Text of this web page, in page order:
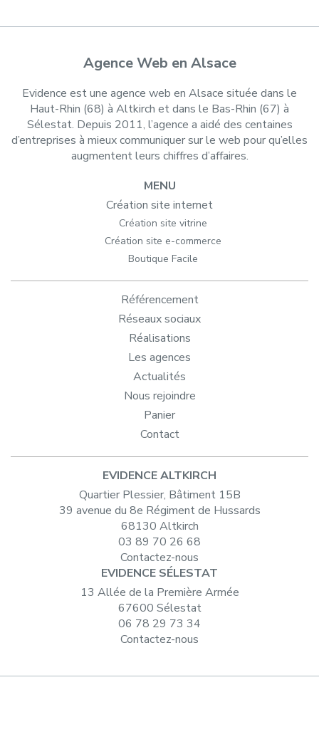
Agence Web en Alsace
Evidence est une agence web en Alsace située dans le
Haut-Rhin (68) à Altkirch et dans le Bas-Rhin (67) à
Sélestat. Depuis 2011, l’agence a aidé des centaines
d’entreprises à mieux communiquer sur le web pour qu’elles
augmentent leurs chiffres d’affaires.
MENU
Création site internet
Création site vitrine
Création site e-commerce
Boutique Facile
Référencement
Réseaux sociaux
Réalisations
Les agences
Actualités
Nous rejoindre
Panier
Contact
EVIDENCE ALTKIRCH
Quartier Plessier, Bâtiment 15B
39 avenue du 8e Régiment de Hussards
68130 Altkirch
03 89 70 26 68
Contactez-nous
EVIDENCE SÉLESTAT
13 Allée de la Première Armée
67600 Sélestat
06 78 29 73 34
Contactez-nous